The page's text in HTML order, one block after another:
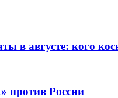
в августе: кого
против России